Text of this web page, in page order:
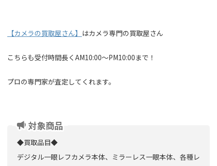
【カメラの買取屋さん】 はカメラ専門の買取屋さん
こちらも受付時間長くAM10:00～PM10:00まで！
プロの専門家が査定してくれます。
対象商品
◆買取品目◆
デジタル一眼レフカメラ本体、ミラーレス一眼本体、各種レ